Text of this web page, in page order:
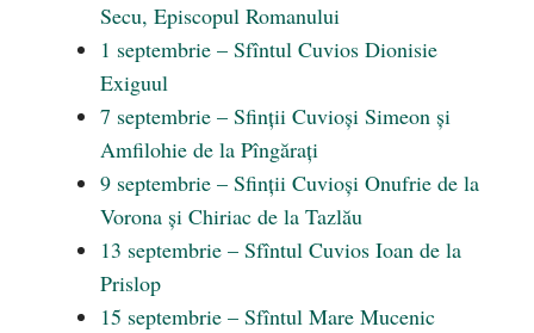
Secu, Episcopul Romanului
1 septembrie – Sfîntul Cuvios Dionisie
Exiguul
7 septembrie – Sfinții Cuvioși Simeon și
Amfilohie de la Pîngărați
9 septembrie – Sfinții Cuvioși Onufrie de la
Vorona și Chiriac de la Tazlău
13 septembrie – Sfîntul Cuvios Ioan de la
Prislop
15 septembrie – Sfîntul Mare Mucenic